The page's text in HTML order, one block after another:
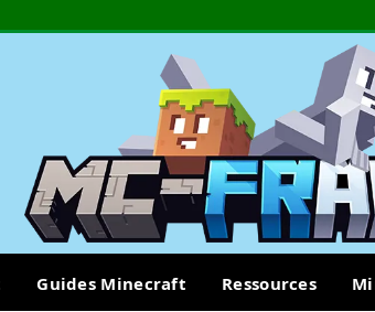
Guides Minecraft Ressources